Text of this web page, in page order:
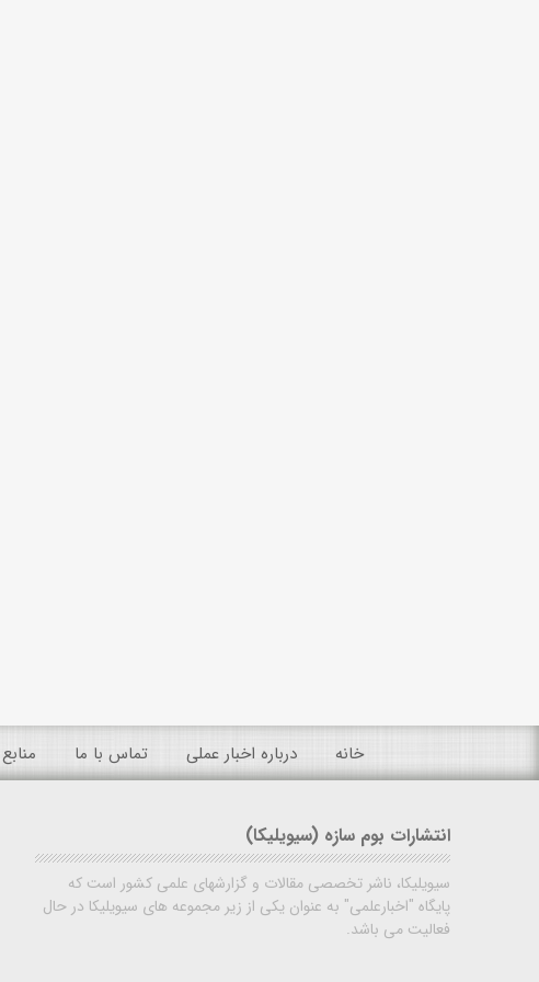
خانه درباره اخبار عملی تماس با ما منابع
انتشارات بوم سازه (سیویلیکا)
سیویلیکا، ناشر تخصصی مقالات و گزارشهای علمی کشور است که
پایگاه "اخبارعلمی" به عنوان یکی از زیر مجموعه های سیویلیکا در حال
فعالیت می باشد.